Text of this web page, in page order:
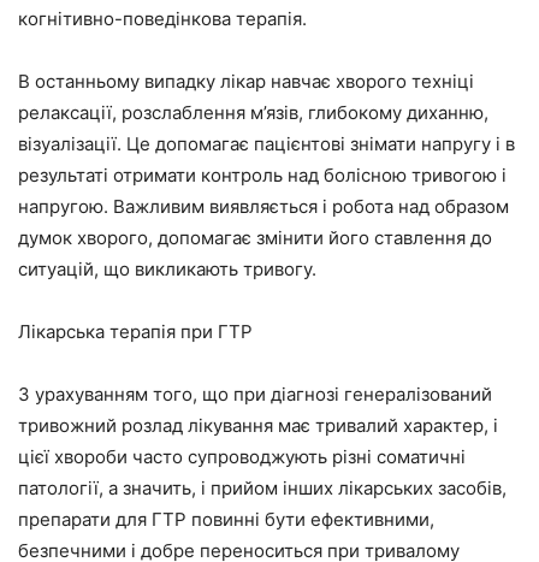
когнітивно-поведінкова терапія.
В останньому випадку лікар навчає хворого техніці
релаксації, розслаблення м’язів, глибокому диханню,
візуалізації. Це допомагає пацієнтові знімати напругу і в
результаті отримати контроль над болісною тривогою і
напругою. Важливим виявляється і робота над образом
думок хворого, допомагає змінити його ставлення до
ситуацій, що викликають тривогу.
Лікарська терапія при ГТР
З урахуванням того, що при діагнозі генералізований
тривожний розлад лікування має тривалий характер, і
цієї хвороби часто супроводжують різні соматичні
патології, а значить, і прийом інших лікарських засобів,
препарати для ГТР повинні бути ефективними,
безпечними і добре переноситься при тривалому